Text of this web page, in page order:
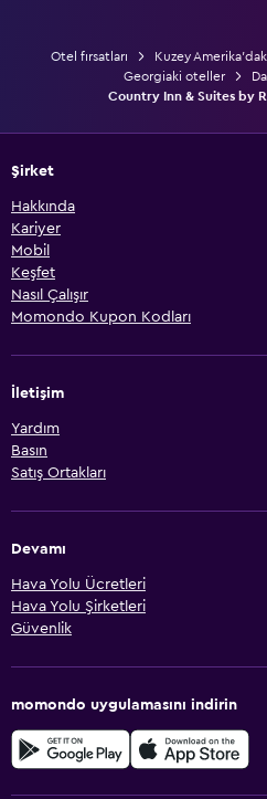
Otel fırsatları Kuzey
Georgiaki oteller
Country Inn & Suites by
Şirket
Hakkında
Kariyer
Mobil
Keşfet
Nasıl Çalışır
Momondo Kupon Kodları
İletişim
Yardım
Basın
Satış Ortakları
Devamı
Hava Yolu Ücretleri
Hava Yolu Şirketleri
Güvenlik
momondo uygulamasını indirin